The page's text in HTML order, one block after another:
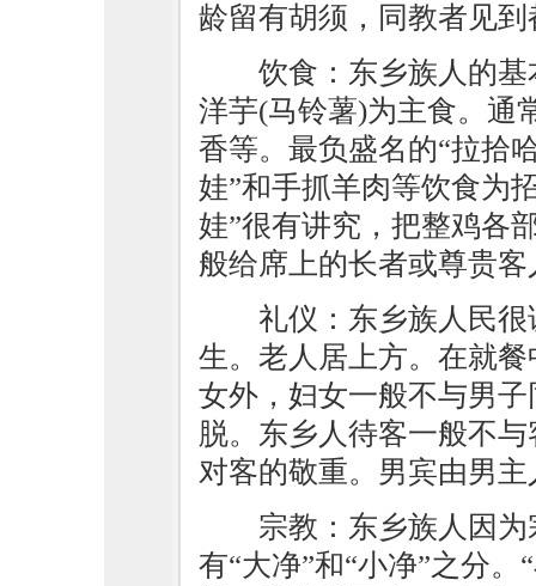
龄留有胡须，同教者见
饮食：东乡族人的
洋芋(马铃薯)为主食。通
香等。最负盛名的“拉拾
娃”和手抓羊肉等饮食为
娃”很有讲究，把整鸡各
般给席上的长者或尊贵客
礼仪：东乡族人民
生。老人居上方。在就
女外，妇女一般不与男
脱。东乡人待客一般不
对客的敬重。男宾由男
宗教：东乡族人因
有“大净”和“小净”之分